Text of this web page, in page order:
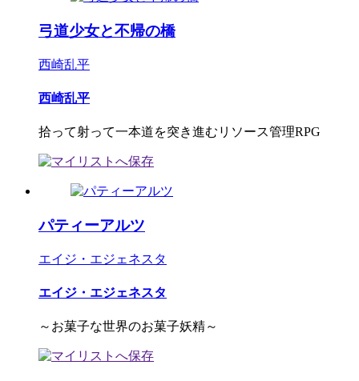
弓道少女と不帰の橋
西崎乱平
西崎乱平
拾って射って一本道を突き進むリソース管理RPG
パティーアルツ
エイジ・エジェネスタ
エイジ・エジェネスタ
～お菓子な世界のお菓子妖精～